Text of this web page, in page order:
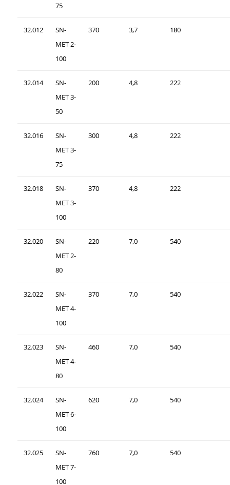
75
32.012
SN-
MET 2-
100
370 3,7 180
32.014
SN-
MET 3-
50
200 4,8 222
32.016
SN-
MET 3-
75
300 4,8 222
32.018
SN-
MET 3-
100
370 4,8 222
32.020
SN-
MET 2-
80
220 7,0 540
32.022
SN-
MET 4-
100
370 7,0 540
32.023
SN-
MET 4-
80
460 7,0 540
32.024
SN-
MET 6-
100
620 7,0 540
32.025
SN-
MET 7-
100
760 7,0 540